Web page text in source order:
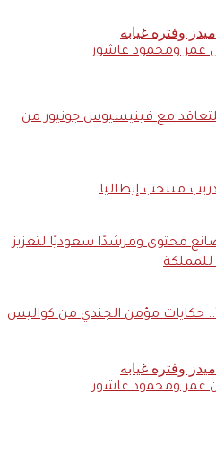
عمر ومحمود عاشور
مع فينيسيوس جونيور من
منتخب إيطاليا
الجندي يؤهل 45 صانع محتوى ومرشدًا سعوديًا لتعزيز
للمملكة
حكايات مؤمن الجندي من كواليس
عمر ومحمود عاشور